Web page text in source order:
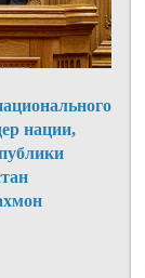
нации,